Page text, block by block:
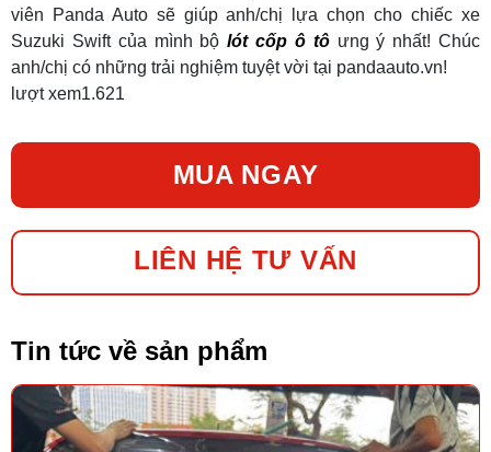
viên Panda Auto sẽ giúp anh/chị lựa chọn cho chiếc xe
Suzuki Swift của mình bộ lót cốp ô tôưng ý nhất! Chúc
anh/chị có những trải nghiệm tuyệt vời tại pandaauto.vn!
lượt xem1.621
MUA NGAY
LIÊN HỆ TƯ VẤN
Tin tức về sản phẩm